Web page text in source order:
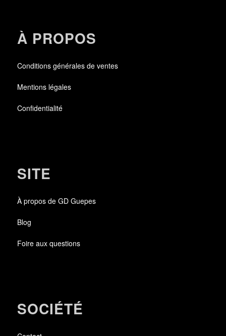
À PROPOS
Conditions générales de ventes
Mentions légales
Confidentialité
SITE
À propos de GD Guepes
Blog
Foire aux questions
SOCIÉTÉ